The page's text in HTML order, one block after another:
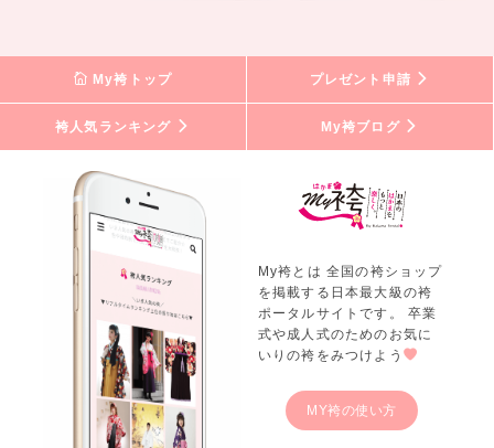
My袴トップ プレゼント申請
袴人気ランキング My袴ブログ
My袴とは 全国の袴ショップ
を掲載する日本最大級の袴
ポータルサイトです。 卒業
式や成人式のためのお気に
いりの袴をみつけよう
MY袴の使い方